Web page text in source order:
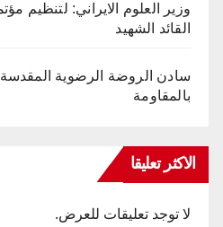
وزير العلوم الايراني: لتنظيم
القائد الشهيد
سادن الروضة الرضوية
بالمقاومة
الاكثر تعليقا
لا توجد تعليقات للعرض.